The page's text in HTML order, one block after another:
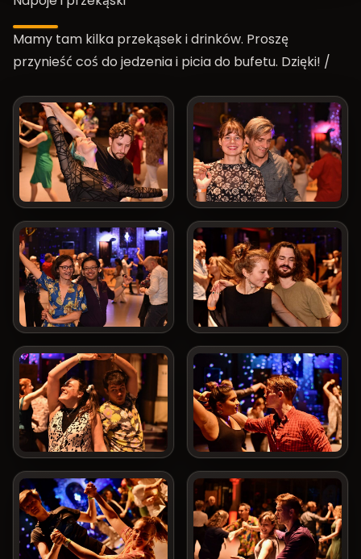
Mamy tam kilka przekąsek i drinków. Proszę
przynieść coś do jedzenia i picia do bufetu. Dzięki! /